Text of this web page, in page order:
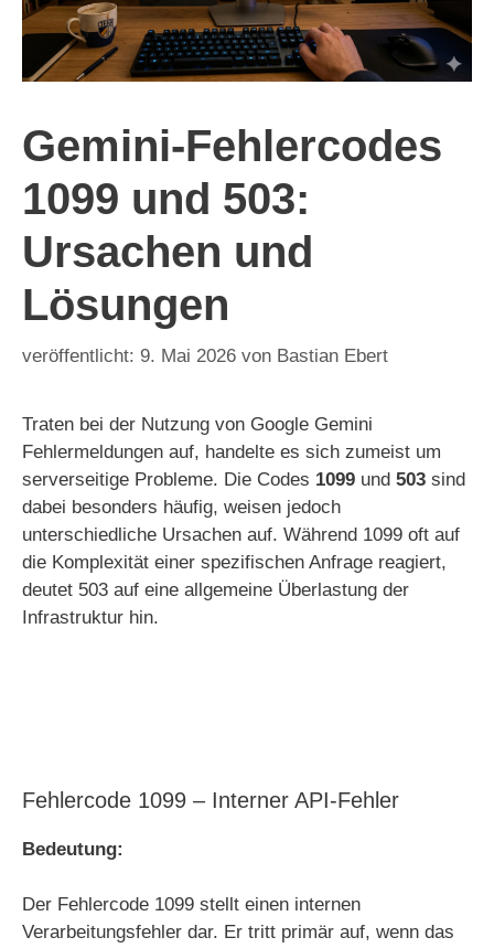
Gemini-Fehlercodes
1099 und 503:
Ursachen und
Lösungen
9. Mai 2026 von Bastian Ebert
Traten bei der Nutzung von Google Gemini
Fehlermeldungen auf, handelte es sich zumeist um
serverseitige Probleme. Die Codes 1099 und 503 sind
dabei besonders häufig, weisen jedoch
unterschiedliche Ursachen auf. Während 1099 oft auf
die Komplexität einer spezifischen Anfrage reagiert,
deutet 503 auf eine allgemeine Überlastung der
Infrastruktur hin.
Fehlercode 1099 – Interner API-Fehler
Bedeutung:
Der Fehlercode 1099 stellt einen internen
Verarbeitungsfehler dar. Er tritt primär auf, wenn das